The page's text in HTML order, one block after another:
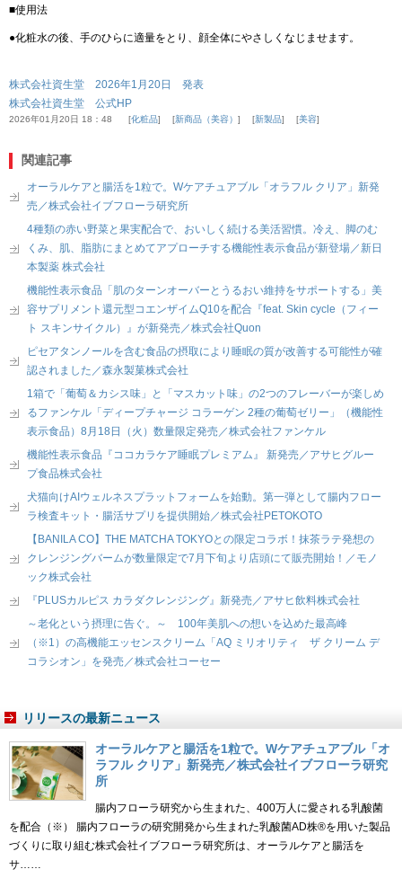
■使用法
●化粧水の後、手のひらに適量をとり、顔全体にやさしくなじませます。
株式会社資生堂 2026年1月20日 発表
株式会社資生堂 公式HP
2026年01月20日 18：48 化粧品 新商品（美容） 新製品 美容
関連記事
オーラルケアと腸活を1粒で。Wケアチュアブル「オラフル クリア」新発
売／株式会社イブフローラ研究所
4種類の赤い野菜と果実配合で、おいしく続ける美活習慣。冷え、脚のむ
くみ、肌、脂肪にまとめてアプローチする機能性表示食品が新登場／新日
本製薬 株式会社
機能性表示食品「肌のターンオーバーとうるおい維持をサポートする」美
容サプリメント還元型コエンザイムQ10を配合『feat. Skin cycle（フィー
ト スキンサイクル）』が新発売／株式会社Quon
ピセアタンノールを含む食品の摂取により睡眠の質が改善する可能性が確
認されました／森永製菓株式会社
1箱で「葡萄＆カシス味」と「マスカット味」の2つのフレーバーが楽しめ
るファンケル「ディープチャージ コラーゲン 2種の葡萄ゼリー」（機能性
表示食品）8月18日（火）数量限定発売／株式会社ファンケル
機能性表示食品『ココカラケア睡眠プレミアム』 新発売／アサヒグルー
プ食品株式会社
犬猫向けAIウェルネスプラットフォームを始動。第一弾として腸内フロー
ラ検査キット・腸活サプリを提供開始／株式会社PETOKOTO
【BANILA CO】THE MATCHA TOKYOとの限定コラボ！抹茶ラテ発想の
クレンジングバームが数量限定で7月下旬より店頭にて販売開始！／モノ
ック株式会社
『PLUSカルピス カラダクレンジング』新発売／アサヒ飲料株式会社
～老化という摂理に告ぐ。～ 100年美肌への想いを込めた最高峰
（※1）の高機能エッセンスクリーム「AQ ミリオリティ ザ クリーム デ
コラシオン」を発売／株式会社コーセー
リリースの最新ニュース
オーラルケアと腸活を1粒で。Wケアチュアブル「オ
ラフル クリア」新発売／株式会社イブフローラ研究
所
腸内フローラ研究から生まれた、400万人に愛される乳酸菌
を配合（※） 腸内フローラの研究開発から生まれた乳酸菌AD株®を用いた製品
づくりに取り組む株式会社イブフローラ研究所は、オーラルケアと腸活を
サ……